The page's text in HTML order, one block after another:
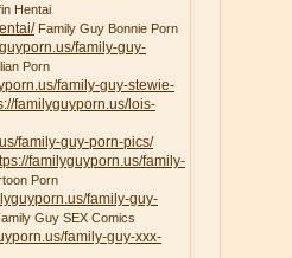
Hentai
Family Guy Bonnie Porn
family-guy-
Porn
family-guy-stewie-
familyguyporn.us/lois-
family-guy-porn-pics/
familyguyporn.us/family-
Porn
family-guy-
Guy SEX Comics
family-guy-xxx-